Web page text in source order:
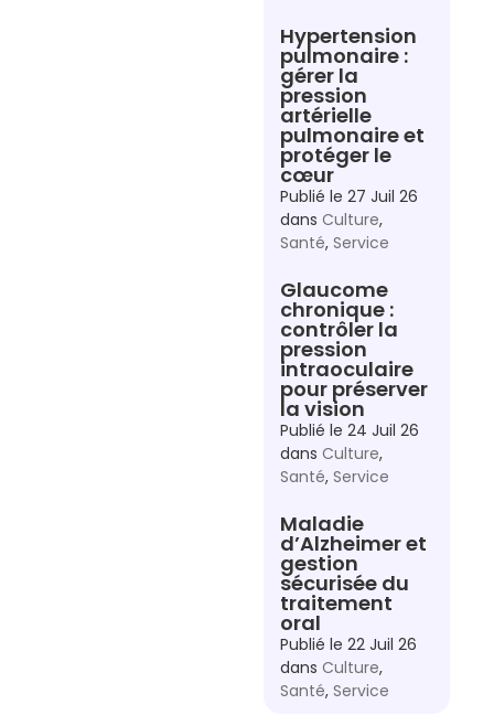
Hypertension
pulmonaire :
gérer la
pression
artérielle
pulmonaire et
protéger le
cœur
Publié le 27 Juil 26
dans Culture,
Santé, Service
Glaucome
chronique :
contrôler la
pression
intraoculaire
pour préserver
la vision
Publié le 24 Juil 26
dans Culture,
Santé, Service
Maladie
d’Alzheimer et
gestion
sécurisée du
traitement
oral
Publié le 22 Juil 26
dans Culture,
Santé, Service